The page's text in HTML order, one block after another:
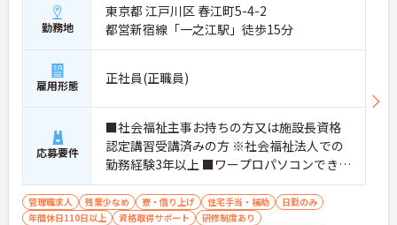
勤務地
東京都 江戸川区 春江町5-4-2
都営新宿線「一之江駅」徒歩15分
雇用形態 正社員(正職員)
応募要件
■社会福祉主事お持ちの方又は施設長資格
認定講習受講済みの方 ※社会福祉法人での
勤務経験3年以上 ■ワープロパソコンできる
方
管理職求人 残業少なめ 寮・借り上げ 住宅手当・補助
日勤のみ
年間休日110日以上
資格取得サポート
研修制度あり